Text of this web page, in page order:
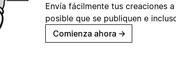
Envía fácilmente tus creaciones
posible que se publiquen e
Comienza ahora →